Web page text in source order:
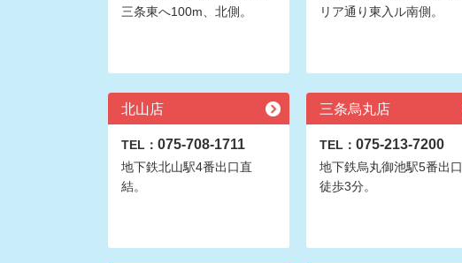
三条東へ100m、北側。
リア通り東入ル南側。
北山店
TEL： 075-708-1711
地下鉄北山駅4番出口直
結。
三条烏丸店
TEL： 075-213-7200
地下鉄烏丸御池駅5番出口
徒歩3分。